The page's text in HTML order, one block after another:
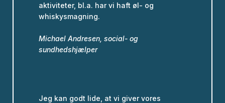
aktiviteter, bl.a. har vi haft øl- og
whiskysmagning.
Michael Andresen, social- og
sundhedshjælper
Jeg kan godt lide, at vi giver vores